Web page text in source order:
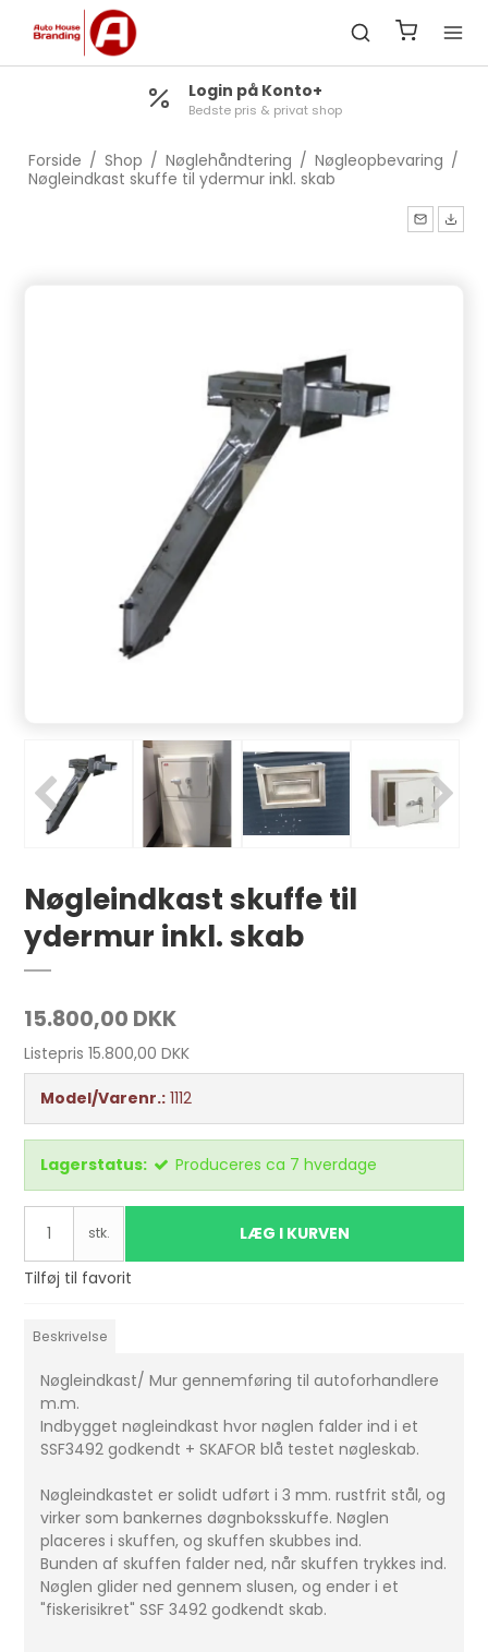
Login på Konto+
Bedste pris & privat shop
Forside / Shop / Nøglehåndtering / Nøgleopbevaring /
Nøgleindkast skuffe til ydermur inkl. skab
Nøgleindkast skuffe til
ydermur inkl. skab
15.800,00 DKK
Listepris 15.800,00 DKK
Model/Varenr.: 1112
Lagerstatus: Produceres ca 7 hverdage
stk. LÆG I KURVEN
Tilføj til favorit
Beskrivelse
Nøgleindkast/ Mur gennemføring til autoforhandlere
m.m.
Indbygget nøgleindkast hvor nøglen falder ind i et
SSF3492 godkendt + SKAFOR blå testet nøgleskab.
Nøgleindkastet er solidt udført i 3 mm. rustfrit stål, og
virker som bankernes døgnboksskuffe. Nøglen
placeres i skuffen, og skuffen skubbes ind.
Bunden af skuffen falder ned, når skuffen trykkes ind.
Nøglen glider ned gennem slusen, og ender i et
"fiskerisikret" SSF 3492 godkendt skab.